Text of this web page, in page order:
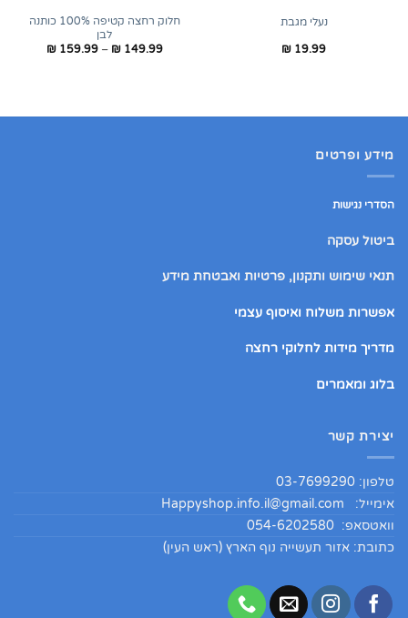
נעלי מגבת
₪ 19.99
חלוק רחצה קטיפה 100% כותנה
לבן
₪149.99
–
₪159.99
מידע ופרטים
הסדרי נגישות
ביטול עסקה
תנאי שימוש ותקנון, פרטיות ואבטחת מידע
אפשרות משלוח ואיסוף עצמי
מדריך מידות לחלוקי רחצה
בלוג ומאמרים
יצירת קשר
טלפון: 03-7699290
אימייל: Happyshop.info.il@gmail.com
וואטסאפ: 054-6202580
כתובת: אזור תעשייה נוף הארץ (ראש העין)